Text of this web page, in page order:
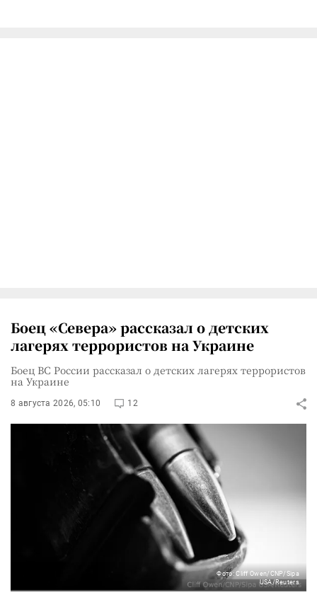
Боец «Севера» рассказал о детских
лагерях террористов на Украине
Боец ВС России рассказал о детских лагерях террористов
на Украине
8 августа 2026, 05:10 12
Фото: Cliff Owen/CNP/Sipa
USA/Reuters